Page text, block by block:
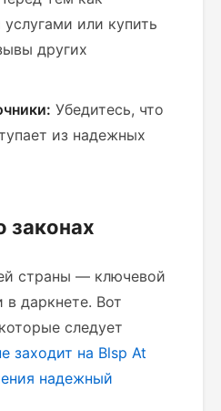
услугами или купить
других
Убедитесь, что
из надежных
законах
страны — ключевой
в даркнете. Вот
следует
заходит на Blsp At
надежный